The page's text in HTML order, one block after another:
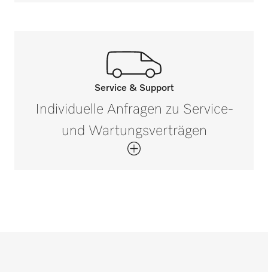
Rufen Sie unsere Experten an.
Wenn Sie Fragen haben oder weitere
Informationen benötigen, kontaktieren Sie
uns bitte unter 0 52 41 22 44 644*
Service & Support
Individuelle Anfragen zu Service-
und Wartungsverträgen